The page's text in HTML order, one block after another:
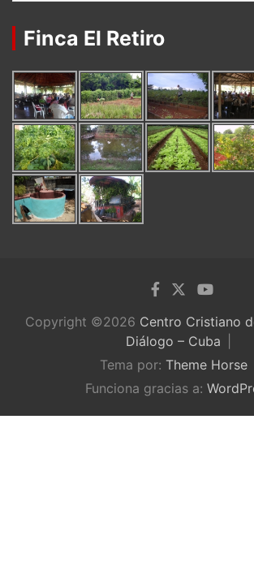
Finca El Retiro
Copyright ©2026 Centro Cristiano
Diálogo – Cuba
Tema por: Theme Horse
Funciona gracias a: